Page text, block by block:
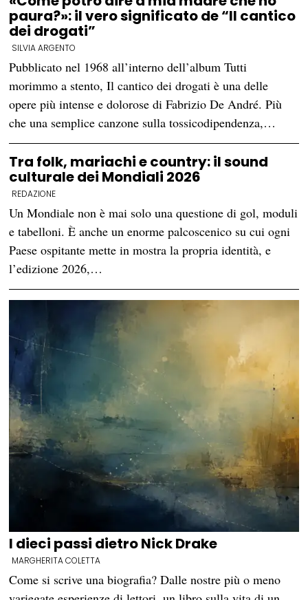
paura?»: il vero significato de “Il cantico
dei drogati”
SILVIA ARGENTO
Pubblicato nel 1968 all’interno dell’album Tutti
morimmo a stento, Il cantico dei drogati è una delle
opere più intense e dolorose di Fabrizio De André. Più
che una semplice canzone sulla tossicodipendenza,…
Tra folk, mariachi e country: il sound
culturale dei Mondiali 2026
REDAZIONE
Un Mondiale non è mai solo una questione di gol, moduli
e tabelloni. È anche un enorme palcoscenico su cui ogni
Paese ospitante mette in mostra la propria identità, e
l’edizione 2026,…
I dieci passi dietro Nick Drake
MARGHERITA COLETTA
Come si scrive una biografia? Dalle nostre più o meno